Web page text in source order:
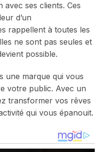
avec ses clients. Ces
d’un
rappellent à toutes les
ne sont pas seules et
possible.
une marque qui vous
votre public. Avec un
transformer vos rêves
qui vous épanouit.